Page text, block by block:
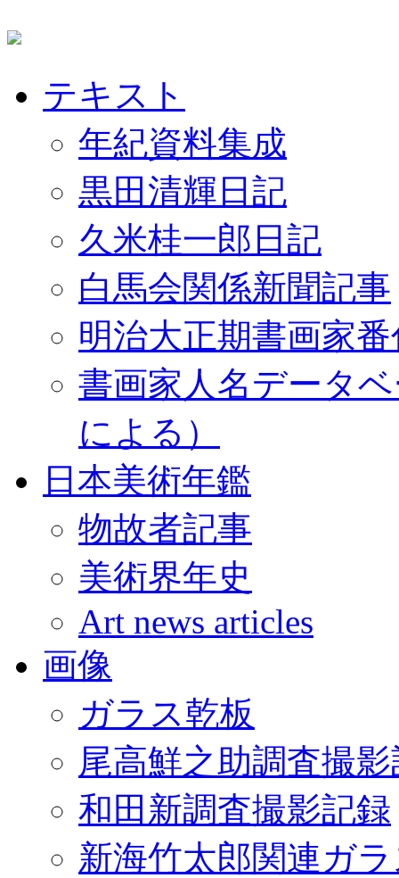
テキスト
年紀資料集成
黒田清輝日記
久米桂一郎日記
白馬会関係新聞記事
明治大正期書画家
書画家人名データ
による）
日本美術年鑑
物故者記事
美術界年史
Art news articles
画像
ガラス乾板
尾高鮮之助調査撮
和田新調査撮影記録
新海竹太郎関連ガ